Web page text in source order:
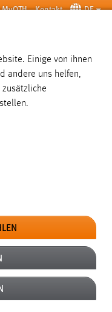
MyOTH Kontakt DE
SUCHE
Einige von ihnen
andere uns helfen,